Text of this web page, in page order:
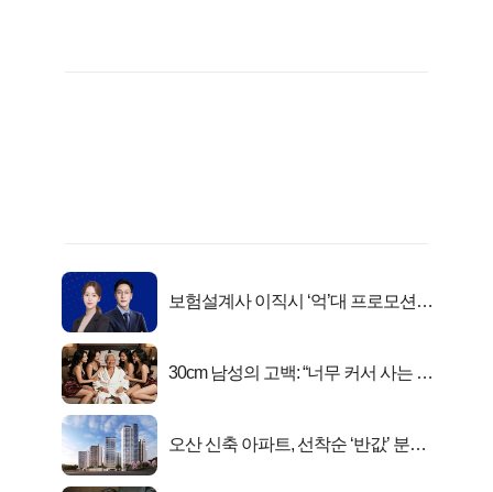
보험설계사 이직시 ‘억’대 프로모션!
30cm 남성의 고백: “너무 커서 사는 게
오산 신축 아파트, 선착순 ‘반값’ 분양